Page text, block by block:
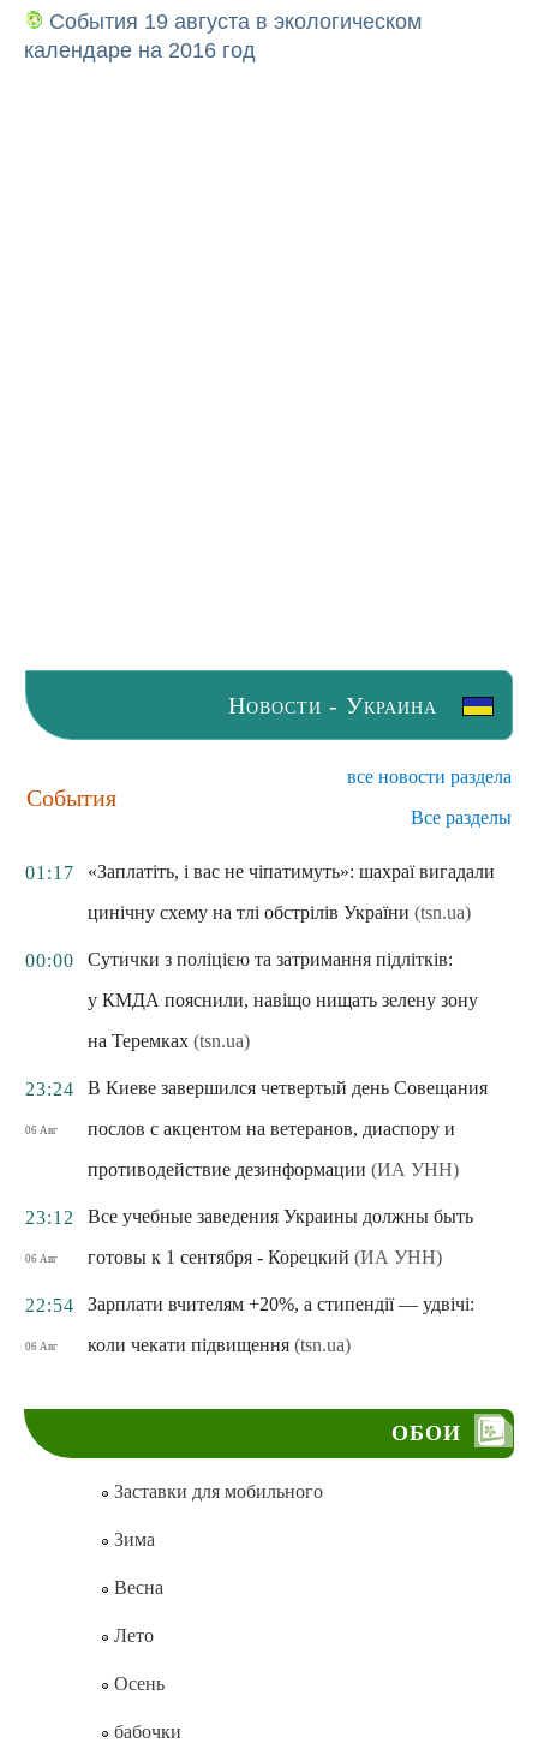
События 19 августа в экологическом
календаре на 2016 год
Новости - Украина
События
все новости раздела
Все разделы
01:17
«Заплатіть, і вас не чіпатимуть»: шахраї вигадали
цинічну схему на тлі обстрілів України (tsn.ua)
00:00
Сутички з поліцією та затримання підлітків:
у КМДА пояснили, навіщо нищать зелену зону
на Теремках (tsn.ua)
23:24
06 Авг
В Киеве завершился четвертый день Совещания
послов с акцентом на ветеранов, диаспору и
противодействие дезинформации (ИА УНН)
23:12
06 Авг
Все учебные заведения Украины должны быть
готовы к 1 сентября - Корецкий (ИА УНН)
22:54
06 Авг
Зарплати вчителям +20%, а стипендії — удвічі:
коли чекати підвищення (tsn.ua)
ОБОИ
Заставки для мобильного
Зима
Весна
Лето
Осень
бабочки